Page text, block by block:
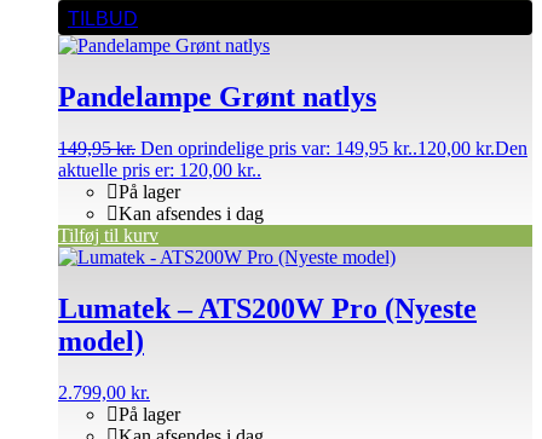
TILBUD
Pandelampe Grønt natlys
149,95kr. Den oprindelige pris var: 149,95 kr..120,00 kr.Den
aktuelle pris er: 120,00 kr..
På lager
Kan afsendes i dag
Tilføj til kurv
Lumatek – ATS200W Pro (Nyeste
model)
2.799,00 kr.
På lager